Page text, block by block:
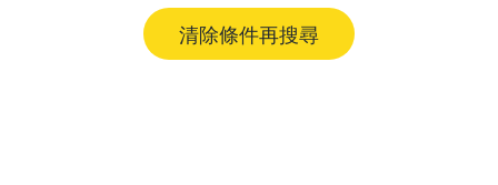
清除條件再搜尋